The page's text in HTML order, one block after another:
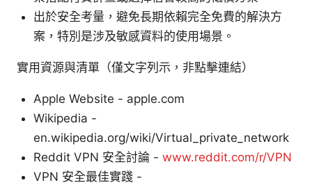
出於安全考量，避免長期依賴完全免費的解決方
案，特別是涉及敏感資料的使用場景。
實用資源與清單（僅文字列示，非點擊連結）
Apple Website - apple.com
Wikipedia -
en.wikipedia.org/wiki/Virtual_private_network
Reddit VPN 安全討論 - www.reddit.com/r/VPN
VPN 安全最佳實踐 -